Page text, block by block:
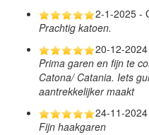
2-1-2025 -
Prachtig katoen.
20-12-
Prima garen en fijn te
Catona/ Catania. Iets
aantrekkelijker maakt
24-11-
Fijn haakgaren